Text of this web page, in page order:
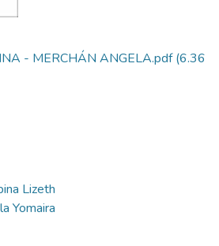
- MERCHÁN ANGELA.pdf(6.36
Lizeth
Yomaira